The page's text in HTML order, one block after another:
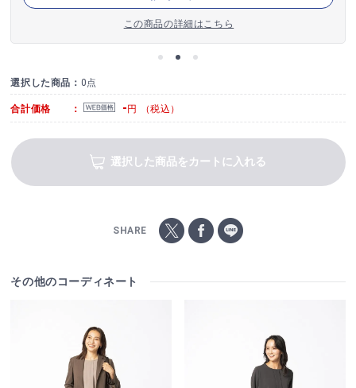
この商品の詳細はこちら
選択した商品： 0点
合計価格 ： - 円 （税込）
選択した商品をカートに入れる
SHARE
その他のコーディネート